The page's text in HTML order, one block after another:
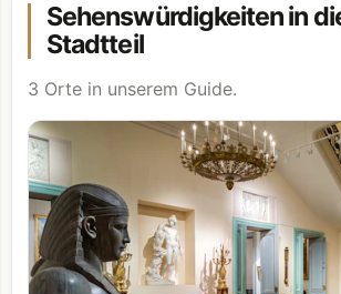
Sehenswürdigkeiten in
Stadtteil
3 Orte in unserem Guide.